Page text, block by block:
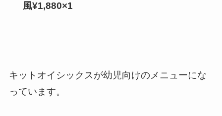
風¥1,880×1
キットオイシックスが幼児向けのメニューにな
っています。